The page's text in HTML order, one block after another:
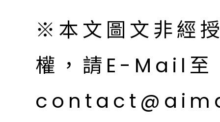
※本文圖文非經
權，請E-Mail至